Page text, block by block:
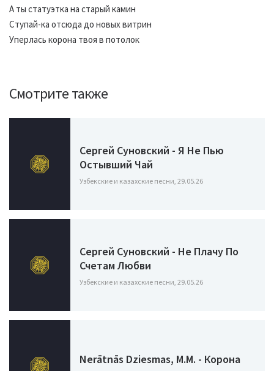
А ты статуэтка на старый камин
Ступай-ка отсюда до новых витрин
Уперлась корона твоя в потолок
Смотрите также
Сергей Суновский - Я Не Пью
Остывший Чай
Узбекские и казахские песни, 29.05.26
Сергей Суновский - Не Плачу По
Счетам Любви
Узбекские и казахские песни, 29.05.26
Nerātnās Dziesmas, M.M. - Корона